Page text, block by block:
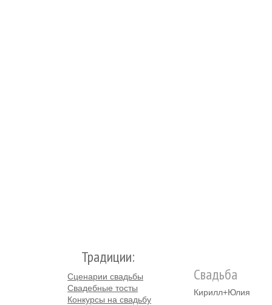
Традиции:
Сценарии свадьбы
Свадебные тосты
Конкурсы на свадьбу
Свадьба
Кирилл+Юлия